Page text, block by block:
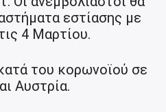
εστίασης με
4 Μαρτίου.
του κορωνοϊού σε
Αυστρία.